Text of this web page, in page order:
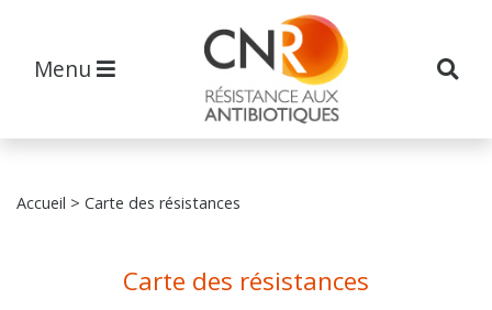
Menu
Accueil > Carte des résistances
Carte des résistances